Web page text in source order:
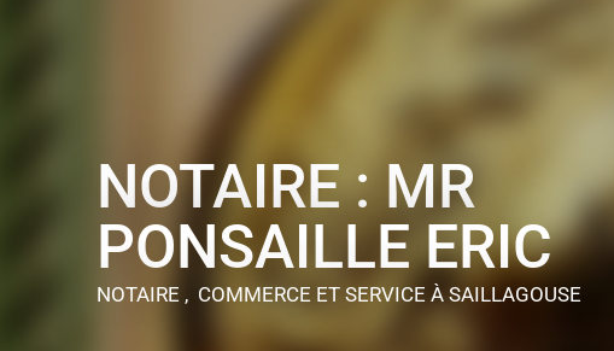
NOTAIRE : MR
PONSAILLE ERIC
NOTAIRE , COMMERCE ET SERVICE À SAILLAGOUSE